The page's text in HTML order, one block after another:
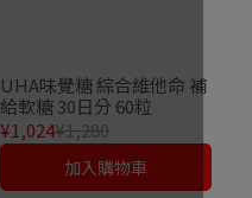
UHA味覺糖 綜合維他命 補
給軟糖 30日分 60粒
¥1,024¥1,280
加入購物車